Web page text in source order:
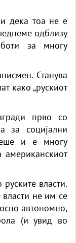
дека тоа не е
одблизу
за многу
Станува
како „рускиот
прво со
за социјални
и е многу
власти.
не им се
автономно,
(и увид во